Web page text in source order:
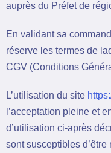
auprès du Préfet de
En validant sa
réserve les termes de
CGV (Conditions
L’utilisation du site
l’acceptation pleine et
d’utilisation ci-après
sont susceptibles